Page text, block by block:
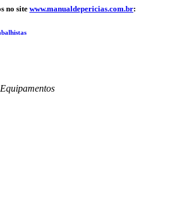
no site www.manualdepericias.com.br: